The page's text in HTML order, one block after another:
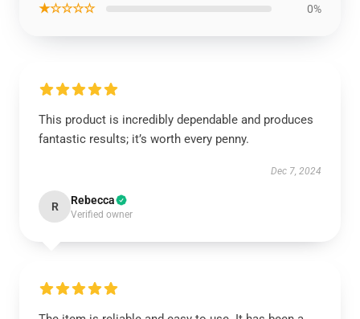
★☆☆☆☆ 0%
This product is incredibly dependable and produces
fantastic results; it’s worth every penny.
Dec 7, 2024
R Rebecca
Verified owner